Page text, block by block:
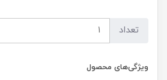
تعداد
ویژگی‌های محصول